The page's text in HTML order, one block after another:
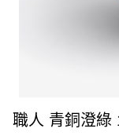
職人 青銅澄綠